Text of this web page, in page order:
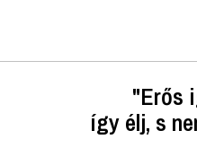
"Erős
így élj, s